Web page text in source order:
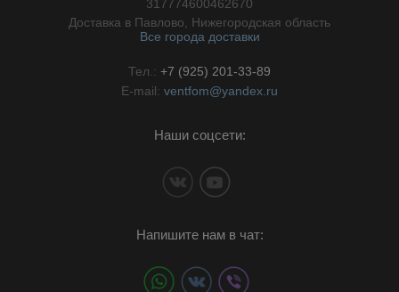
317774600462670
Доставка в Павлово, Нижегородская область
Все города доставки
Тел.: +7 (925) 201-33-89
E-mail: ventfom@yandex.ru
Наши соцсети:
Напишите нам в чат: